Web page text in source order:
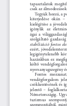
tapasztalatok
csak az
Tegyük hozzá, a
kiterjedése okán –
kielégítése a
igénylik az
ágai a
szolgáltató
stabilizáció fontos
ezért,
legigénytelenebb
hazánkban ez
költő
nyersanyagszegény
Fontos
vendégforgalom
csökkentésének és
jelentő –
Németországig.
turizmus
szempontjából,